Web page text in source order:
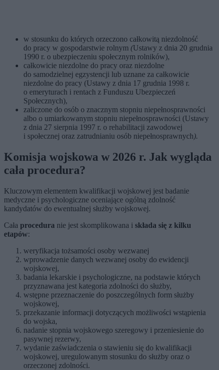
w stosunku do których orzeczono całkowitą niezdolność
do pracy w gospodarstwie rolnym (Ustawy z dnia 20 grudnia
1990 r. o ubezpieczeniu społecznym rolników),
całkowicie niezdolne do pracy oraz niezdolne
do samodzielnej egzystencji lub uznane za całkowicie
niezdolne do pracy (Ustawy z dnia 17 grudnia 1998 r.
o emeryturach i rentach z Funduszu Ubezpieczeń
Społecznych),
zaliczone do osób o znacznym stopniu niepełnosprawności
albo o umiarkowanym stopniu niepełnosprawności (Ustawy
z dnia 27 sierpnia 1997 r. o rehabilitacji zawodowej
i społecznej oraz zatrudnianiu osób niepełnosprawnych).
Komisja wojskowa w 2026 r. Jak wygląda
cała procedura?
Kluczowym elementem kwalifikacji wojskowej jest badanie
medyczne i psychologiczne oceniające ogólną zdolność
kandydatów do ewentualnej służby wojskowej.
Cała procedura nie jest skomplikowana i składa się z kilku
etapów:
weryfikacja tożsamości osoby wezwanej
wprowadzenie danych wezwanej osoby do ewidencji
wojskowej,
badania lekarskie i psychologiczne, na podstawie których
przyznawana jest kategoria zdolności do służby,
wstępne przeznaczenie do poszczególnych form służby
wojskowej,
przekazanie informacji dotyczących możliwości wstąpienia
do wojska,
nadanie stopnia wojskowego szeregowy i przeniesienie do
pasywnej rezerwy,
wydanie zaświadczenia o stawieniu się do kwalifikacji
wojskowej, uregulowanym stosunku do służby oraz o
orzeczonej zdolności.